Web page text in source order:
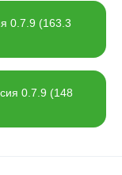
0.7.9 (163.3
0.7.9 (148